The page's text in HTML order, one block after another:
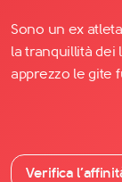
Sono un ex
la tranquillità dei
apprezzo le gite
Verifica